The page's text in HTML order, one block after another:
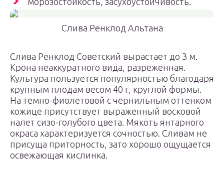
Слива Ренклод Альтана
Слива Ренклод Советский вырастает до 3 м.
Крона неаккуратного вида, разреженная.
Культура пользуется популярностью благодаря
крупным плодам весом 40 г, круглой формы.
На темно-фиолетовой с чернильным оттенком
кожице присутствует выраженный восковой
налет сизо-голубого цвета. Мякоть янтарного
окраса характеризуется сочностью. Сливам не
присуща приторность, зато хорошо ощущается
освежающая кислинка.